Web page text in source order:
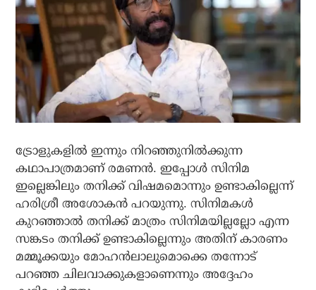
ട്രോളുകളില്‍ ഇന്നും നിറഞ്ഞുനില്‍ക്കുന്ന
കഥാപാത്രമാണ് രമണന്‍. ഇപ്പോള്‍ സിനിമ
ഇല്ലെങ്കിലും തനിക്ക് വിഷമമൊന്നും ഉണ്ടാകില്ലെന്ന്
ഹരിശ്രീ അശോകന്‍ പറയുന്നു. സിനിമകള്‍
കുറഞ്ഞാല്‍ തനിക്ക് മാത്രം സിനിമയില്ലല്ലോ എന്ന
സങ്കടം തനിക്ക് ഉണ്ടാകില്ലെന്നും അതിന് കാരണം
മമ്മൂക്കയും മോഹന്‍ലാലുമൊക്കെ തന്നോട്
പറഞ്ഞ ചിലവാക്കുകളാണെന്നും അദ്ദേഹം